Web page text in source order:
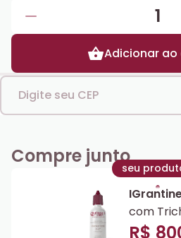
1
Adicionar ao
Digite seu CEP
Compre junto
seu
com
R$